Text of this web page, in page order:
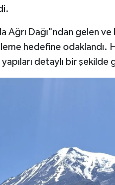
Ağrı Dağı"ndan gelen
hedefine odaklandı.
detaylı bir şekilde